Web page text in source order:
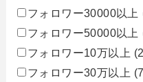
フォロワー30000以上
フォロワー50000以上
フォロワー10万以上
フォロワー30万以上